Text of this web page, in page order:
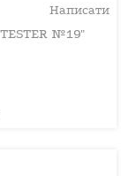
Написати
№19"